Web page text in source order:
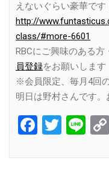
えないぐらい豪華です
http://
class/#more-6601
RBCにご興味のある
員登録をお願いします
※会員限定、毎月4回
明日は野村さんです。
Facebook
Twitter
Line